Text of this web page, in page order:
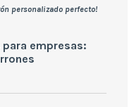
personalizado perfecto!
empresas: